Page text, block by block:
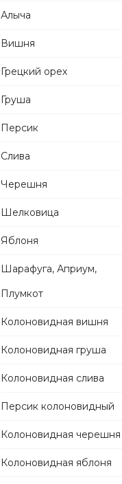
Алыча
Вишня
Грецкий орех
Груша
Персик
Слива
Черешня
Шелковица
Яблоня
Шарафуга, Априум,
Плумкот
Колоновидная вишня
Колоновидная груша
Колоновидная слива
Персик колоновидный
Колоновидная черешня
Колоновидная яблоня